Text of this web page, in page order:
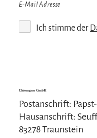
E-Mail Adresse
Ich stimme der
Chiemgau GmbH
Postanschrift:
Hausanschrift:
83278 Traunstein